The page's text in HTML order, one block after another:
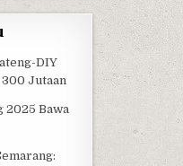
DIY
Jutaan
2025 Bawa